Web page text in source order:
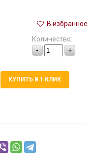
В избранное
Количество:
-
+
КУПИТЬ В 1 КЛИК